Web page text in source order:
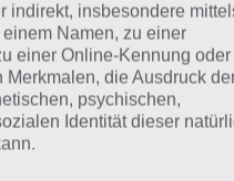
Klemmbetrett.
Auf der Kiste findest du
. Beide
indirekt, insbesondere
Namen, zu einer
einer Online-Kennung oder
die Ausdruck
psychischen,
Identität dieser